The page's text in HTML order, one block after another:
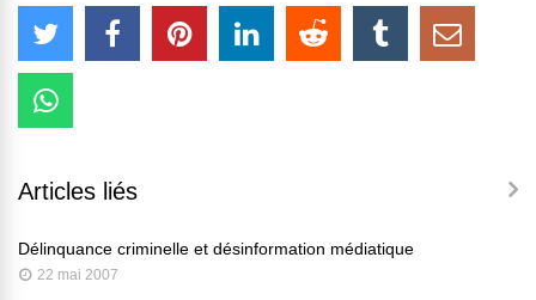
Articles liés
Délinquance criminelle et désinformation médiatique
22 mai 2007